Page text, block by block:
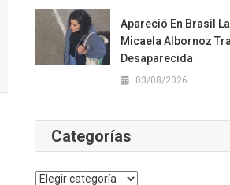
Apareció En Brasil
Micaela Albornoz
Desaparecida
03/08/2026
Categorías
Categorías